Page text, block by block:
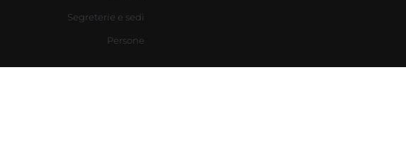
Segreterie e sedi
Persone